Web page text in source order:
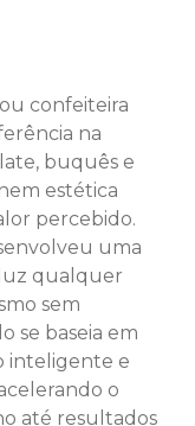
confeiteira
na
buquês e
estética
percebido.
uma
qualquer
sem
se baseia em
inteligente e
o
até resultados